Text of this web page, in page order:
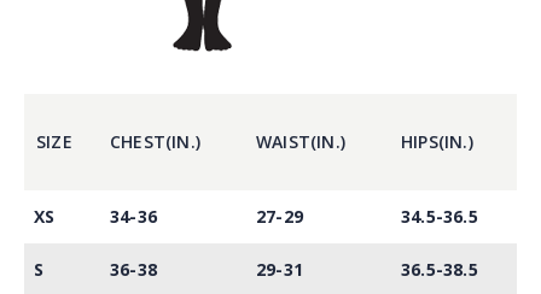
SIZE CHEST(IN.) WAIST(IN.) HIPS(IN.)
XS 34-36 27-29 34.5-36.5
S 36-38 29-31 36.5-38.5